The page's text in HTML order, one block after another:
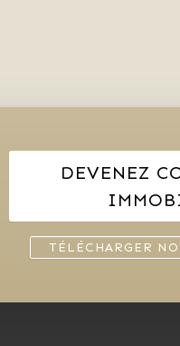
DEVENEZ
TÉLÉCHARGER